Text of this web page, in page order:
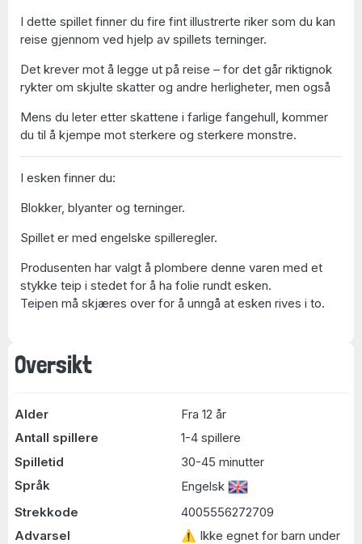
Oversikt
Alder
Fra 12 år
Antall spillere
1-4 spillere
Spilletid
30-45 minutter
Språk
Engelsk
Strekkode
4005556272709
Advarsel
⚠ Ikke egnet for barn under
I dette spillet finner du fire fint illustrerte riker som du kan
reise gjennom ved hjelp av spillets terninger.
Det krever mot å legge ut på reise – for det går riktignok
rykter om skjulte skatter og andre herligheter, men også
Mens du leter etter skattene i farlige fangehull, kommer
du til å kjempe mot sterkere og sterkere monstre.
I esken finner du:
Blokker, blyanter og terninger.
Spillet er med engelske spilleregler.
Produsenten har valgt å plombere denne varen med et
stykke teip i stedet for å ha folie rundt esken.
Teipen må skjæres over for å unngå at esken rives i to.